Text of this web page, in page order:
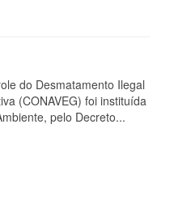
do Desmatamento Ilegal
(CONAVEG) foi instituída
pelo Decreto...